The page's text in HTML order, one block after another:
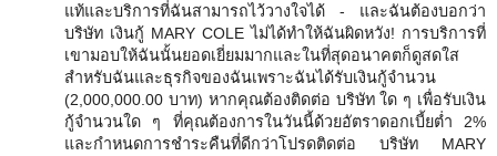
แท้และบริการที่ฉันสามารถไว้วางใจได้ - และฉันต้องบอกว่า
บริษัท เงินกู้ MARY COLE ไม่ได้ทำให้ฉันผิดหวัง! การบริการที่
เขามอบให้ฉันนั้นยอดเยี่ยมมากและในที่สุดอนาคตก็ดูสดใส
สำหรับฉันและธุรกิจของฉันเพราะฉันได้รับเงินกู้จำนวน
(2,000,000.00 บาท) หากคุณต้องติดต่อ บริษัท ใด ๆ เพื่อรับเงิน
กู้จำนวนใด ๆ ที่คุณต้องการในวันนี้ด้วยอัตราดอกเบี้ยต่ำ 2%
และกำหนดการชำระคืนที่ดีกว่าโปรดติดต่อ บริษัท MARY